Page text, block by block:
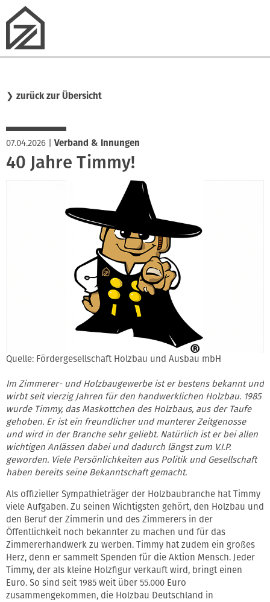
❯ zurück zur Übersicht
07.04.2026 Verband & Innungen
40 Jahre Timmy!
Quelle: Fördergesellschaft Holzbau und Ausbau mbH
Im Zimmerer- und Holzbaugewerbe ist er bestens bekannt und
wirbt seit vierzig Jahren für den handwerklichen Holzbau. 1985
wurde Timmy, das Maskottchen des Holzbaus, aus der Taufe
gehoben. Er ist ein freundlicher und munterer Zeitgenosse
und wird in der Branche sehr geliebt. Natürlich ist er bei allen
wichtigen Anlässen dabei und dadurch längst zum V.I.P.
geworden. Viele Persönlichkeiten aus Politik und Gesellschaft
haben bereits seine Bekanntschaft gemacht.
Als offizieller Sympathieträger der Holzbaubranche hat Timmy
viele Aufgaben. Zu seinen Wichtigsten gehört, den Holzbau und
den Beruf der Zimmerin und des Zimmerers in der
Öffentlichkeit noch bekannter zu machen und für das
Zimmererhandwerk zu werben. Timmy hat zudem ein großes
Herz, denn er sammelt Spenden für die Aktion Mensch. Jeder
Timmy, der als kleine Holzfigur verkauft wird, bringt einen
Euro. So sind seit 1985 weit über 55.000 Euro
zusammengekommen, die Holzbau Deutschland in